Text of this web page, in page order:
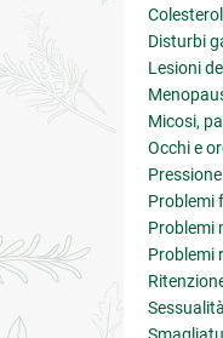
Disturbi
Lesioni
Micosi,
Occhi e
Problemi
Problemi
Problemi
Sessualità